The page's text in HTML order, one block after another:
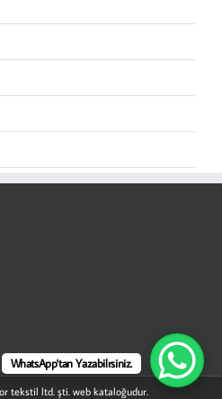
tekstil ltd. şti. web kataloğudur.
WhatsApp'tan Yazabilrsiniz.